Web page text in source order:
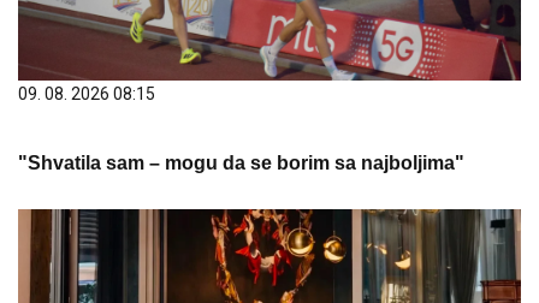
09. 08. 2026 08:15
"Shvatila sam – mogu da se borim sa najboljima"